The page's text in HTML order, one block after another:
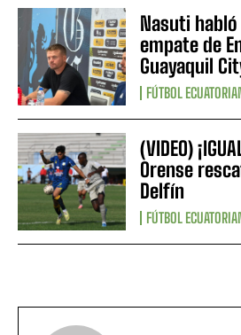
Nasuti
empate de
Guayaquil
FÚTBOL
(VIDEO)
Orense
Delfín
FÚTBOL